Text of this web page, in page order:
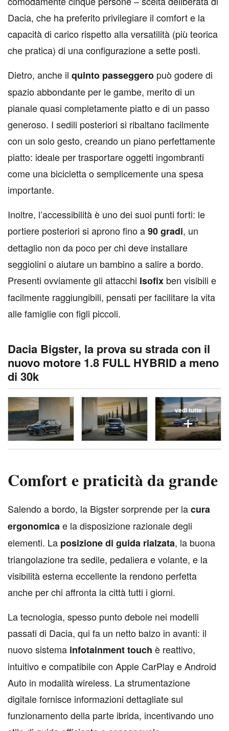
Dacia, che ha preferito privilegiare il comfort e la
capacità di carico rispetto alla versatilità (più teorica
che pratica) di una configurazione a sette posti.
Dietro, anche il quinto passeggero può godere di
spazio abbondante per le gambe, merito di un
pianale quasi completamente piatto e di un passo
generoso. I sedili posteriori si ribaltano facilmente
con un solo gesto, creando un piano perfettamente
piatto: ideale per trasportare oggetti ingombranti
come una bicicletta o semplicemente una spesa
importante.
Inoltre, l’accessibilità è uno dei suoi punti forti: le
portiere posteriori si aprono fino a90 gradi, un
dettaglio non da poco per chi deve installare
seggiolini o aiutare un bambino a salire a bordo.
Presenti ovviamente gli attacchi Isofix ben visibili e
facilmente raggiungibili, pensati per facilitare la vita
alle famiglie con figli piccoli.
Dacia Bigster, la prova su strada con il
nuovo motore 1.8 FULL HYBRID a meno
di 30k
vedi tutte
Comfort e praticità da grande
Salendo a bordo, la Bigster sorprende per lacura
ergonomicae la disposizione razionale degli
elementi. La posizione di guida rialzata, la buona
triangolazione tra sedile, pedaliera e volante, e la
visibilità esterna eccellente la rendono perfetta
anche per chi affronta la città tutti i giorni.
La tecnologia, spesso punto debole nei modelli
passati di Dacia, qui fa un netto balzo in avanti: il
nuovo sistema infotainment touch è reattivo,
intuitivo e compatibile con Apple CarPlay e Android
Auto in modalità wireless. La strumentazione
digitale fornisce informazioni dettagliate sul
funzionamento della parte ibrida, incentivando uno